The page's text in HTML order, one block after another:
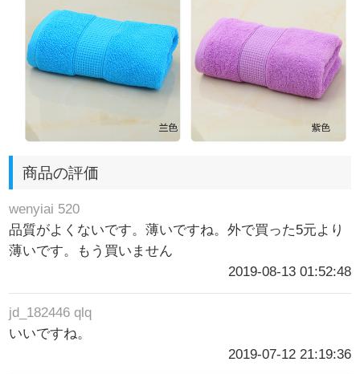
商品の評価
wenyiai 520
品質がよくないです。薄いですね。外で買った5元より
薄いです。もう買いません
2019-08-13 01:52:48
jd_182446 qlq
いいですね。
2019-07-12 21:19:36